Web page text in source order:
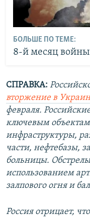
БОЛЬШЕ ПО ТЕМЕ:
8-й месяц
СПРАВКА:
вторжение в
февраля.
ключевым
инфраструктуры,
части, нефтебазы,
больницы.
использованием
залпового огня и
Россия отрицает,